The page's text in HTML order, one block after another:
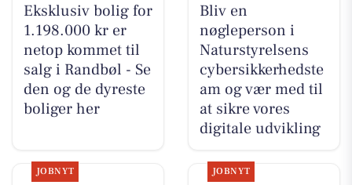
Eksklusiv bolig for
1.198.000 kr er
netop kommet til
salg i Randbøl - Se
den og de dyreste
boliger her
Bliv en
nøgleperson i
Naturstyrelsens
cybersikkerhedste
am og vær med til
at sikre vores
digitale udvikling
JOBNYT JOBNYT